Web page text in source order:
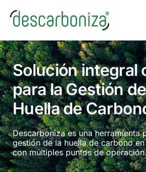
Solución integral
para la Gestión
Huella de
Descarboniza es una herramienta
gestión de la huella de carbono
con múltiples puntos de